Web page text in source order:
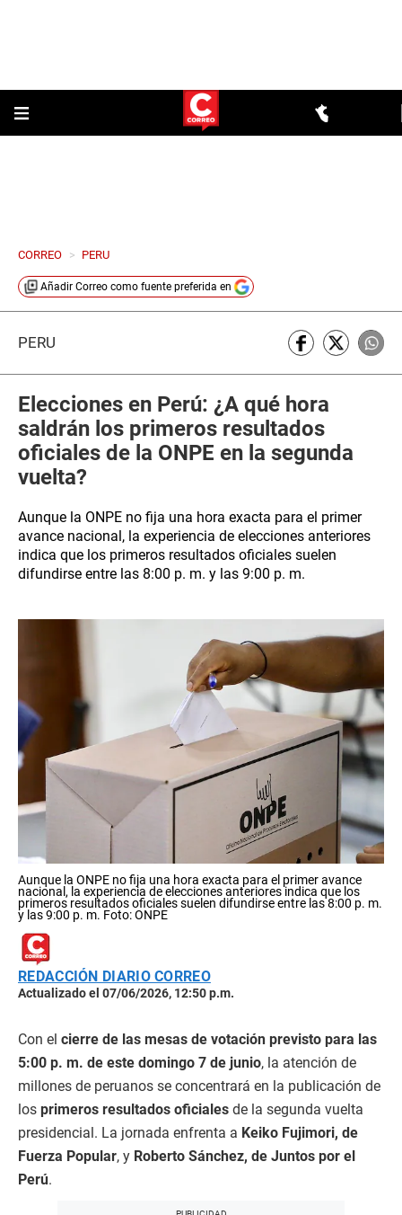
CORREO > PERU
Añadir Correo como fuente preferida en
PERÚ
Elecciones en Perú: ¿A qué hora
saldrán los primeros resultados
oficiales de la ONPE en la segunda
vuelta?
Aunque la ONPE no fija una hora exacta para el primer
avance nacional, la experiencia de elecciones anteriores
indica que los primeros resultados oficiales suelen
difundirse entre las 8:00 p. m. y las 9:00 p. m.
Aunque la ONPE no fija una hora exacta para el primer avance
nacional, la experiencia de elecciones anteriores indica que los
primeros resultados oficiales suelen difundirse entre las 8:00 p. m.
y las 9:00 p. m. Foto: ONPE
REDACCIÓN DIARIO CORREO
Actualizado el 07/06/2026, 12:50 p.m.
Con el cierre de las mesas de votación previsto para las
5:00 p. m. de este domingo 7 de junio, la atención de
millones de peruanos se concentrará en la publicación de
los primeros resultados oficiales de la segunda vuelta
presidencial. La jornada enfrenta a Keiko Fujimori, de
Fuerza Popular, y Roberto Sánchez, de Juntos por el
Perú.